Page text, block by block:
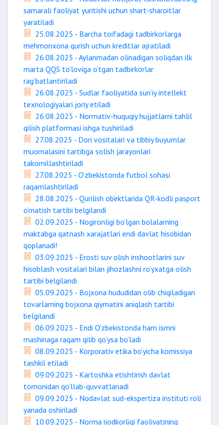
samarali faoliyat yuritishi uchun shart-sharoitlar
yaratiladi
25.08.2025 - Barcha toifadagi tadbirkorlarga
mehmonxona qurish uchun kreditlar ajratiladi
26.08.2025 - Aylanmadan olinadigan soliqdan ilk
marta QQS to‘loviga o‘tgan tadbirkorlar
rag‘batlantiriladi
26.08.2025 - Sudlar faoliyatida sun’iy intellekt
texnologiyalari joriy etiladi
26.08.2025 - Normativ-huquqiy hujjatlarni tahlil
qilish platformasi ishga tushiriladi
27.08.2025 - Dori vositalari va tibbiy buyumlar
muomalasini tartibga solish jarayonlari
takomillashtiriladi
27.08.2025 - O‘zbekistonda futbol sohasi
raqamlashtiriladi
28.08.2025 - Qurilish ob’ektlarida QR-kodli pasport
o‘rnatish tartibi belgilandi
02.09.2025 - Nogironligi bo‘lgan bolalarning
maktabga qatnash xarajatlari endi davlat hisobidan
qoplanadi!
03.09.2025 - Erosti suv olish inshootlarini suv
hisoblash vositalari bilan jihozlashni ro‘yxatga olish
tartibi belgilandi
05.09.2025 - Bojxona hududidan olib chiqiladigan
tovarlarning bojxona qiymatini aniqlash tartibi
belgilandi
06.09.2025 - Endi O‘zbekistonda ham ismni
mashinaga raqam qilib qo‘ysa bo‘ladi
08.09.2025 - Korporativ etika bo‘yicha komissiya
tashkil etiladi
09.09.2025 - Kartoshka etishtirish davlat
tomonidan qo‘llab-quvvatlanadi
09.09.2025 - Nodavlat sud-ekspertiza instituti roli
yanada oshiriladi
10.09.2025 - Norma ijodkorligi faoliyatining